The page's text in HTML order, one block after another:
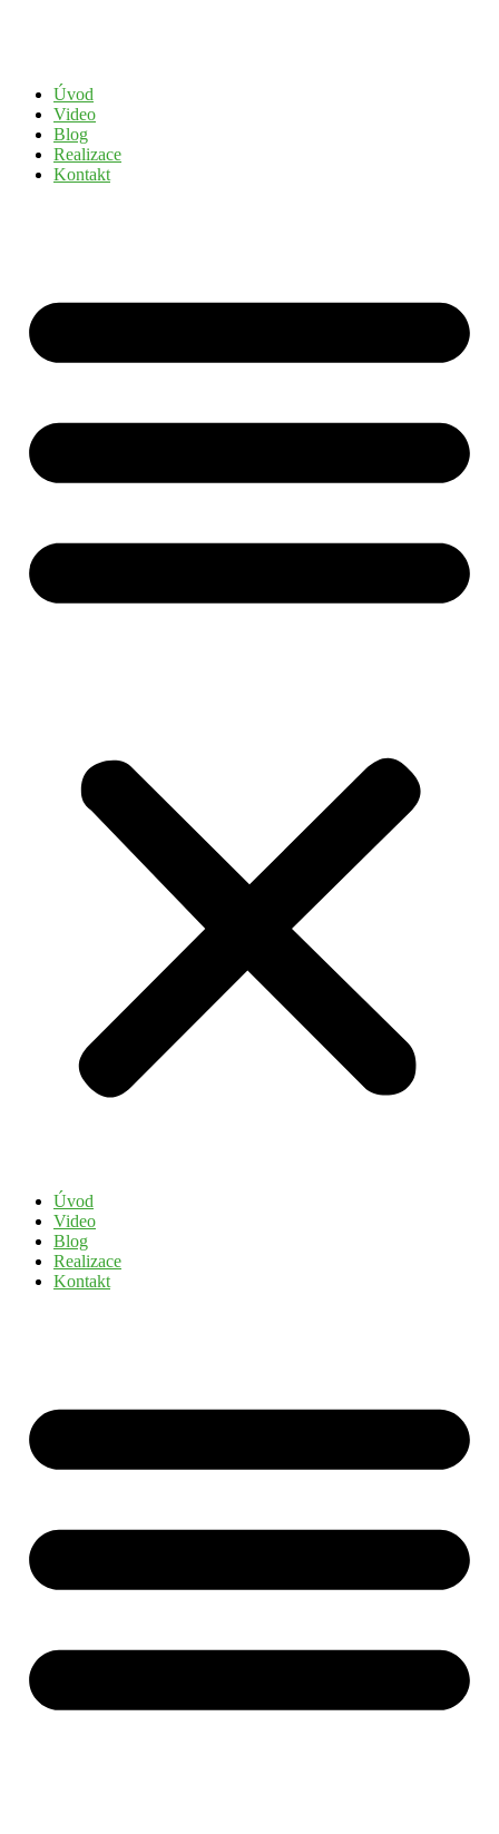
Úvod
Video
Blog
Realizace
Kontakt
Úvod
Video
Blog
Realizace
Kontakt